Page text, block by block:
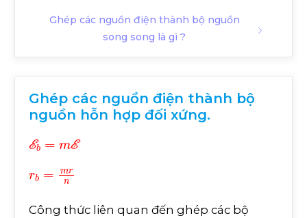
Ghép các nguồn điện thành bộ nguồn
song song là gì ?
Ghép các nguồn điện thành bộ
nguồn hỗn hợp đối xứng.
Eb
E
mrn
Công thức liên quan đến ghép các bộ